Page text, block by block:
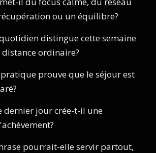
ou un équilibre?
distingue cette semaine
ordinaire?
prouve que le séjour est
dernier jour crée-t-il une
pourrait-elle servir partout,